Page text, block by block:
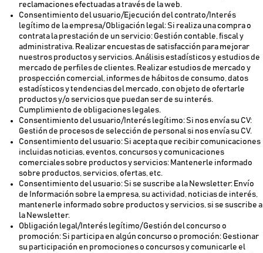
reclamaciones efectuadas a través de la web.
Consentimiento del usuario/Ejecución del contrato/Interés
legítimo de la empresa/Obligación legal: Si realiza una compra o
contrata la prestación de un servicio: Gestión contable, fiscal y
administrativa. Realizar encuestas de satisfacción para mejorar
nuestros productos y servicios. Análisis estadísticos y estudios de
mercado de perfiles de clientes. Realizar estudios de mercado y
prospección comercial, informes de hábitos de consumo, datos
estadísticos y tendencias del mercado, con objeto de ofertarle
productos y/o servicios que puedan ser de su interés.
Cumplimiento de obligaciones legales.
Consentimiento del usuario/Interés legítimo: Si nos envía su CV:
Gestión de procesos de selección de personal si nos envía su CV.
Consentimiento del usuario: Si acepta que recibir comunicaciones
incluidas noticias, eventos, concursos y comunicaciones
comerciales sobre productos y servicios: Mantenerle informado
sobre productos, servicios, ofertas, etc.
Consentimiento del usuario: Si se suscribe a la Newsletter: Envío
de Información sobre la empresa, su actividad, noticias de interés,
mantenerle informado sobre productos y servicios, si se suscribe a
la Newsletter.
Obligación legal/Interés legítimo/Gestión del concurso o
promoción: Si participa en algún concurso o promoción: Gestionar
su participación en promociones o concursos y comunicarle el